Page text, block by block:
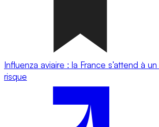
Influenza aviaire : la France s’attend à
risque